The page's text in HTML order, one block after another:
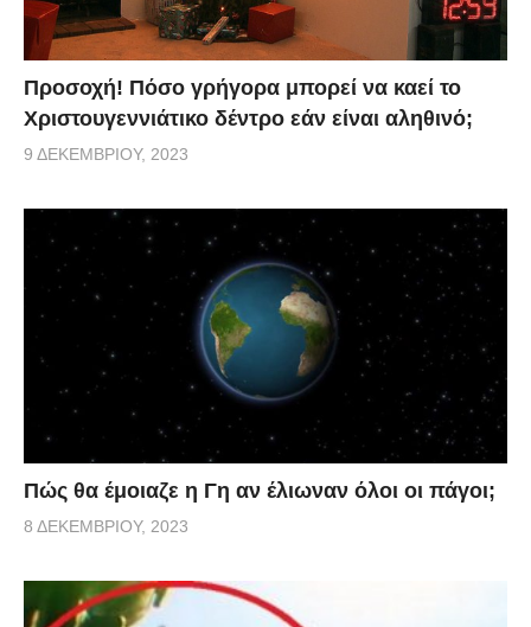
Προσοχή! Πόσο γρήγορα μπορεί να καεί το
Χριστουγεννιάτικο δέντρο εάν είναι αληθινό;
9 ΔΕΚΕΜΒΡΊΟΥ, 2023
Πώς θα έμοιαζε η Γη αν έλιωναν όλοι οι πάγοι;
8 ΔΕΚΕΜΒΡΊΟΥ, 2023